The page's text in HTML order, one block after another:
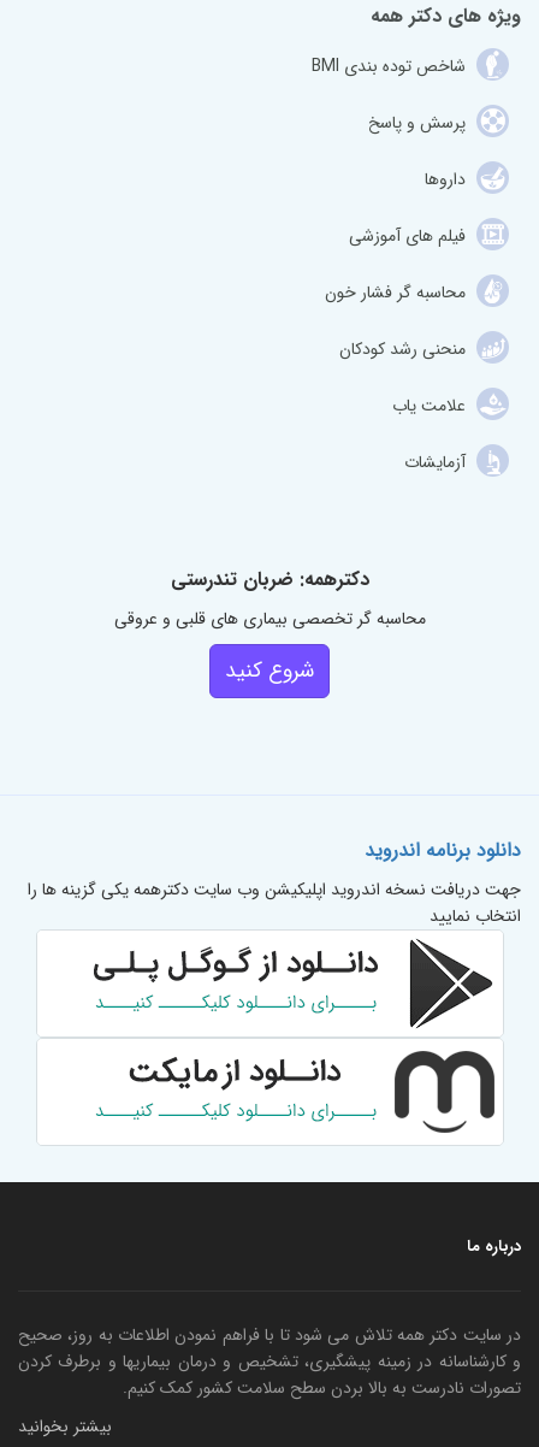
ویژه های دکتر همه
شاخص توده بندی BMI
پرسش و پاسخ
داروها
فیلم های آموزشی
محاسبه گر فشار خون
منحنی رشد کودکان
علامت یاب
آزمایشات
دکترهمه: ضربان تندرستی
محاسبه گر تخصصی بیماری های قلبی و عروقی
شروع کنید
دانلود برنامه اندروید
جهت دریافت نسخه اندروید اپلیکیشن وب سایت دکترهمه یکی گزینه ها را
انتخاب نمایید
درباره ما
در سایت دکتر همه تلاش می شود تا با فراهم نمودن اطلاعات به روز، صحیح
و کارشناسانه در زمینه پیشگیری، تشخیص و درمان بیماریها و برطرف کردن
تصورات نادرست به بالا بردن سطح سلامت کشور کمک کنیم.
بیشتر بخوانید